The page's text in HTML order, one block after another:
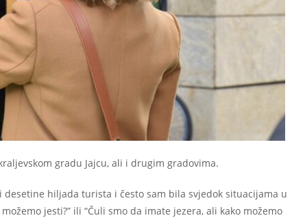
gradu Jajcu, ali i drugim gradovima.
desetine hiljada turista i često sam bila svjedok situacijama u
jesti?” ili “Čuli smo da imate jezera, ali kako možemo